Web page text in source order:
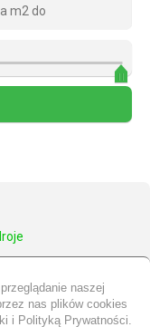
naszej
nas plików cookies
i Polityką Prywatności.